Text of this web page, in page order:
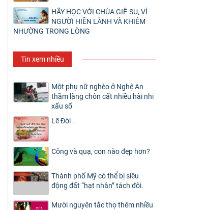
HÃY HỌC VỚI CHÚA GIÊ-SU, VÌ
NGƯỜI HIỀN LÀNH VÀ KHIÊM
NHƯỜNG TRONG LÒNG
Tin xem nhiều
Một phụ nữ nghèo ở Nghệ An
thầm lặng chôn cất nhiều hài nhi
xấu số
Lẽ Đời .
Công và quạ, con nào đẹp hơn?
Thành phố Mỹ có thể bị siêu
động đất “hạt nhân” tách đôi.
Mười nguyên tắc thọ thêm nhiều